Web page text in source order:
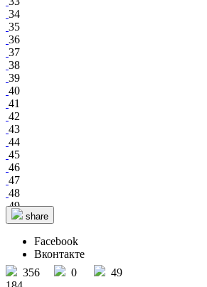
34
35
36
37
38
39
40
41
42
43
44
45
46
47
48
49
share
Facebook
Вконтакте
356
0
49